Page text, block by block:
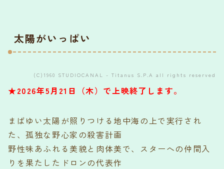
太陽がいっぱい
(C)1960 STUDIOCANAL - Titanus S.P.A all rights reserved
★2026年5月21日（木）で上映終了します。
まばゆい太陽が照りつける地中海の上で実行され
た、孤独な野心家の殺害計画
野性味あふれる美貌と肉体美で、スターへの仲間入
りを果たしたドロンの代表作